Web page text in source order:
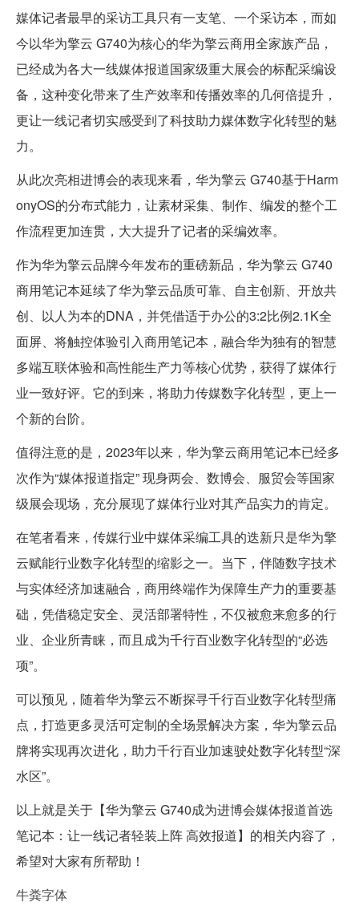
媒体记者最早的采访工具只有一支笔、一个采访本，而如
今以华为擎云 G740为核心的华为擎云商用全家族产品，
已经成为各大一线媒体报道国家级重大展会的标配采编设
备，这种变化带来了生产效率和传播效率的几何倍提升，
更让一线记者切实感受到了科技助力媒体数字化转型的魅
力。
从此次亮相进博会的表现来看，华为擎云 G740基于Harm
onyOS的分布式能力，让素材采集、制作、编发的整个工
作流程更加连贯，大大提升了记者的采编效率。
作为华为擎云品牌今年发布的重磅新品，华为擎云 G740
商用笔记本延续了华为擎云品质可靠、自主创新、开放共
创、以人为本的DNA，并凭借适于办公的3:2比例2.1K全
面屏、将触控体验引入商用笔记本，融合华为独有的智慧
多端互联体验和高性能生产力等核心优势，获得了媒体行
业一致好评。它的到来，将助力传媒数字化转型，更上一
个新的台阶。
值得注意的是，2023年以来，华为擎云商用笔记本已经多
次作为“媒体报道指定” 现身两会、数博会、服贸会等国家
级展会现场，充分展现了媒体行业对其产品实力的肯定。
在笔者看来，传媒行业中媒体采编工具的迭新只是华为擎
云赋能行业数字化转型的缩影之一。当下，伴随数字技术
与实体经济加速融合，商用终端作为保障生产力的重要基
础，凭借稳定安全、灵活部署特性，不仅被愈来愈多的行
业、企业所青睐，而且成为千行百业数字化转型的“必选
项”。
可以预见，随着华为擎云不断探寻千行百业数字化转型痛
点，打造更多灵活可定制的全场景解决方案，华为擎云品
牌将实现再次进化，助力千行百业加速驶处数字化转型“深
水区”。
以上就是关于【华为擎云 G740成为进博会媒体报道首选
笔记本：让一线记者轻装上阵 高效报道】的相关内容了，
希望对大家有所帮助！
牛粪字体